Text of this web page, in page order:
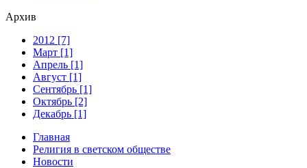
Архив
2012 [7]
Март [1]
Апрель [1]
Август [1]
Сентябрь [1]
Октябрь [2]
Декабрь [1]
Главная
Религия в светском обществе
Новости